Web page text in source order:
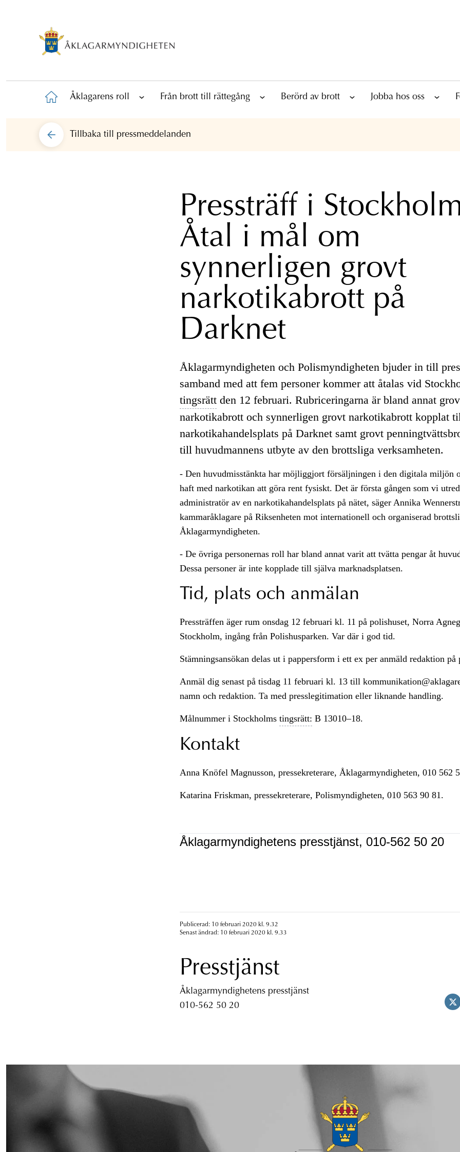
Åklagarens roll Från brott till rättegång Berörd av brott Jobba hos oss
Tillbaka till pressmeddelanden
Pressträff i
Åtal i mål om
synnerligen grovt
narkotikabrott på
Darknet
Åklagarmyndigheten och Polismyndigheten bjuder in till
samband med att fem personer kommer att åtalas vid
tingsrättden 12 februari. Rubriceringarna är bland annat
narkotikabrott och synnerligen grovt narkotikabrott kopplat
narkotikahandelsplats på Darknet samt grovt
till huvudmannens utbyte av den brottsliga verksamheten.
- Den huvudmisstänkta har möjliggjort försäljningen i den digitala miljön
haft med narkotikan att göra rent fysiskt. Det är första gången som vi
administratör av en narkotikahandelsplats på nätet, säger Annika
kammaråklagare på Riksenheten mot internationell och organiserad
Åklagarmyndigheten.
- De övriga personernas roll har bland annat varit att tvätta pengar åt
Dessa personer är inte kopplade till själva marknadsplatsen.
Tid, plats och anmälan
Pressträffen äger rum onsdag 12 februari kl. 11 på polishuset, Norra
Stockholm, ingång från Polishusparken. Var där i god tid.
Stämningsansökan delas ut i pappersform i ett ex per anmäld redaktion på
Anmäl dig senast på tisdag 11 februari kl. 13 till
namn och redaktion. Ta med presslegitimation eller liknande handling.
Målnummer i Stockholms tingsrätt: B 13010–18.
Kontakt
Anna Knöfel Magnusson, pressekreterare, Åklagarmyndigheten, 010 562
Katarina Friskman, pressekreterare, Polismyndigheten, 010 563 90 81.
Åklagarmyndighetens presstjänst, 010-562 50 20
Publicerad: 10 februari 2020 kl. 9.32
Senast ändrad: 10 februari 2020 kl. 9.33
Presstjänst
Åklagarmyndighetens presstjänst
010-562 50 20